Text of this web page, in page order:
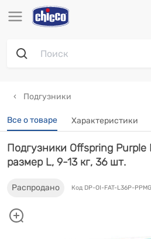
Подгузники
Все о товаре Характеристики
Подгузники Offspring Purple
размер L, 9-13 кг, 36 шт.
Распродано Код DP-OI-FAT-L36P-